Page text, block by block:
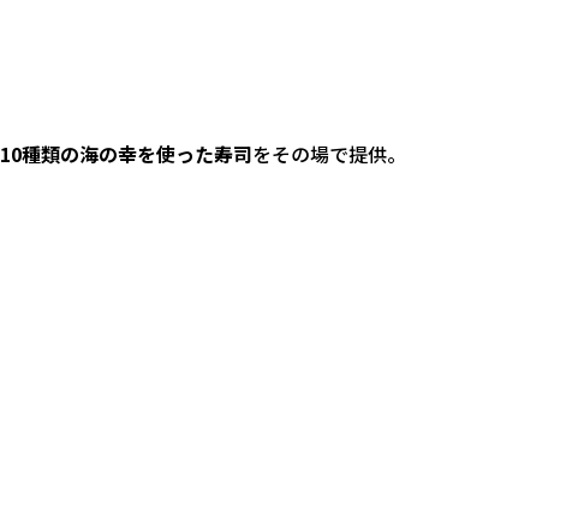
10種類の海の幸を使った寿司をその場で提供。